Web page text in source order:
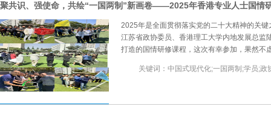
聚共识、强使命，共绘“一国两制”新画卷——2025年香港专业人士国情
2025年是全面贯彻落实党的二十大精神的关
江苏省政协委员、香港理工大学内地发展总监
打造的国情研修课程，这次有幸参加，果然不
关键词：中国式现代化;一国两制;学员;